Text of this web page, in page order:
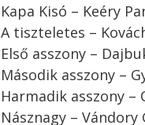
Kapa Kisó – Keéry
A tiszteletes –
Első asszony –
Második asszony –
Harmadik asszony –
Násznagy – Vándory